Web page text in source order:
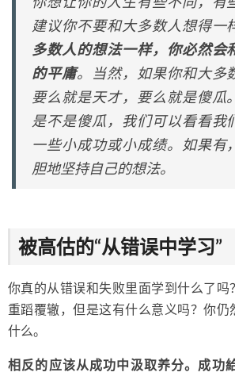
建议你不要和大多数人想得一
多数人的想法一样，你必然会
的平庸。当然，如果你和大多
要么就是天才，要么就是傻瓜
是不是傻瓜，我们可以看看我
一些小成功或小成绩。如果有
胆地坚持自己的想法。
被高估的“从错误中学习”
你真的从错误和失败里面学到什么了吗
重蹈覆辙，但是这有什么意义吗？你仍
什么。
相反的应该从成功中汲取养分。成功